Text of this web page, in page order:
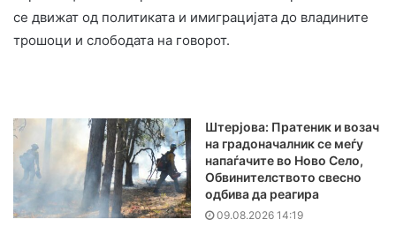
се движат од политиката и имиграцијата до владините
трошоци и слободата на говорот.
Штерјова: Пратеник и возач
на градоначалник се меѓу
напаѓачите во Ново Село,
Обвинителството свесно
одбива да реагира
09.08.2026 14:19